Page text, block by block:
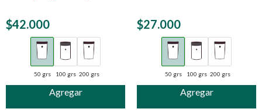
$42.000
Agregar
50 grs 100 grs 200 grs
$27.000
Agregar
50 grs 100 grs 200 grs